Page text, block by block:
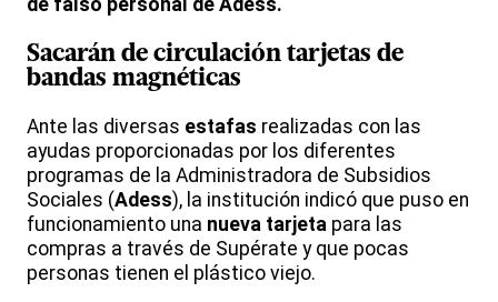
de falso personal de Adess.
Sacarán de circulación tarjetas de
bandas magnéticas
Ante las diversas estafas realizadas con las
ayudas proporcionadas por los diferentes
programas de la Administradora de Subsidios
Sociales (Adess), la institución indicó que puso en
funcionamiento una nueva tarjeta para las
compras a través de Supérate y que pocas
personas tienen el plástico viejo.